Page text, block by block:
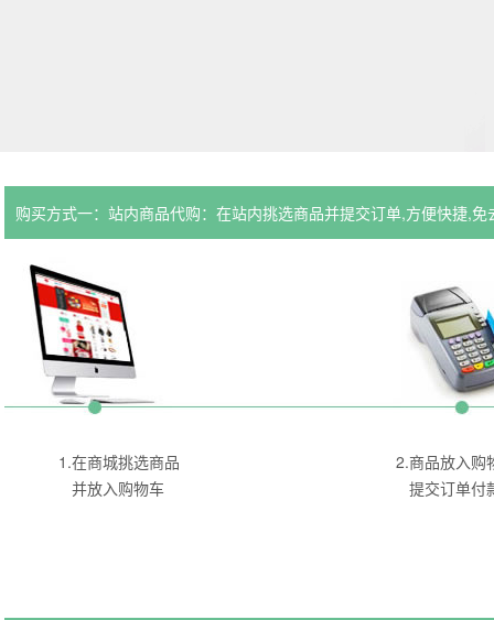
购买方式一：站内商品代购：在站内挑选商品并提交订单,方便快捷,
1.在商城挑选商品
并放入购物车
2.商品放入购
提交订单付